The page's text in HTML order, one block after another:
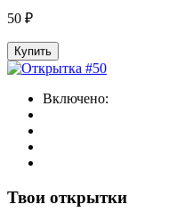
50 ₽
Купить
Включено:
Твои открытки